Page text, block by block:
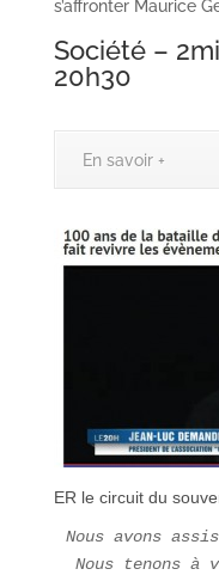
s’affronter Maurice
Société –
20h30
En savoir +
ER le circuit du
Nous avons
Nous tenons à